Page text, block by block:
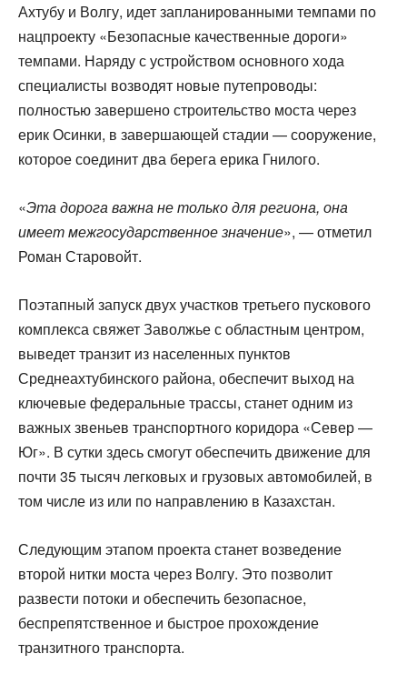
Ахтубу и Волгу, идет запланированными темпами по
нацпроекту «Безопасные качественные дороги»
темпами. Наряду с устройством основного хода
специалисты возводят новые путепроводы:
полностью завершено строительство моста через
ерик Осинки, в завершающей стадии — сооружение,
которое соединит два берега ерика Гнилого.
«Эта дорога важна не только для региона, она
имеет межгосударственное значение», — отметил
Роман Старовойт.
Поэтапный запуск двух участков третьего пускового
комплекса свяжет Заволжье с областным центром,
выведет транзит из населенных пунктов
Среднеахтубинского района, обеспечит выход на
ключевые федеральные трассы, станет одним из
важных звеньев транспортного коридора «Север —
Юг». В сутки здесь смогут обеспечить движение для
почти 35 тысяч легковых и грузовых автомобилей, в
том числе из или по направлению в Казахстан.
Следующим этапом проекта станет возведение
второй нитки моста через Волгу. Это позволит
развести потоки и обеспечить безопасное,
беспрепятственное и быстрое прохождение
транзитного транспорта.